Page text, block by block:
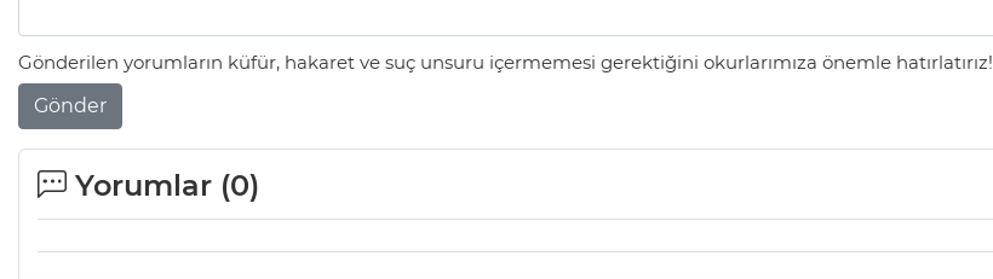
Gönderilen yorumların küfür, hakaret ve suç unsuru içermemesi gerektiğini okurlarımıza önemle hatırlatırız!
Gönder
Yorumlar (0)